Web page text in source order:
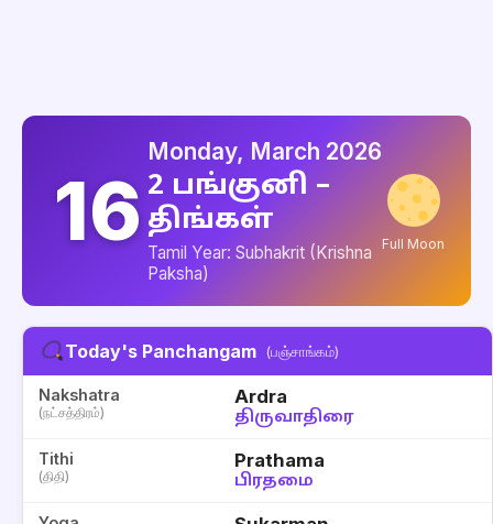
16
Monday, March 2026
2 பங்குனி –
திங்கள்
Tamil Year: Subhakrit (Krishna
Paksha)
Full Moon
Today's Panchangam (பஞ்சாங்கம்)
Nakshatra
(நட்சத்திரம்)
Ardra
திருவாதிரை
Tithi
(திதி)
Prathama
பிரதமை